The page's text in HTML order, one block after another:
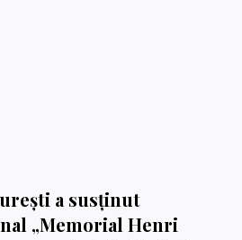
a susținut
„Memorial Henri